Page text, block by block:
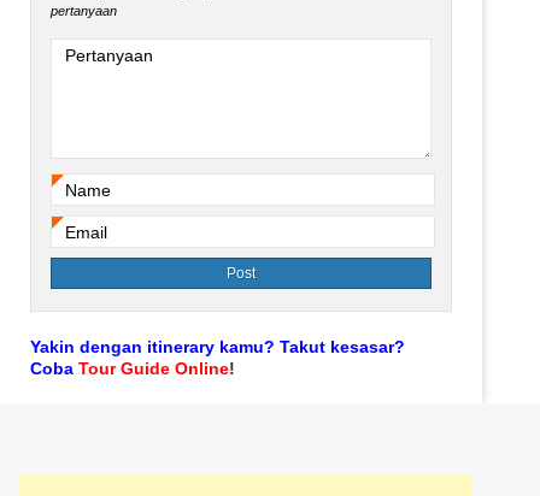
pertanyaan
Pertanyaan
Name
Email
Yakin dengan itinerary kamu? Takut kesasar?
Coba Tour Guide Online!